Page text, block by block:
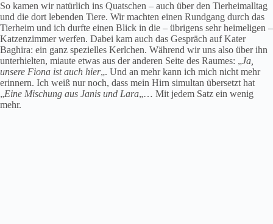
So kamen wir natürlich ins Quatschen – auch über den Tierheimalltag
und die dort lebenden Tiere. Wir machten einen Rundgang durch das
Tierheim und ich durfte einen Blick in die – übrigens sehr heimeligen –
Katzenzimmer werfen. Dabei kam auch das Gespräch auf Kater
Baghira: ein ganz spezielles Kerlchen. Während wir uns also über ihn
unterhielten, miaute etwas aus der anderen Seite des Raumes: „Ja,
unsere Fiona ist auch hier„. Und an mehr kann ich mich nicht mehr
erinnern. Ich weiß nur noch, dass mein Hirn simultan übersetzt hat
„Eine Mischung aus Janis und Lara„… Mit jedem Satz ein wenig
mehr.